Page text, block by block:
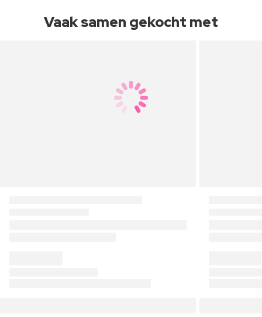
Vaak samen gekocht met